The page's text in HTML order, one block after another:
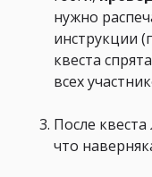
нужно
инструкции
квеста
всех
После
что